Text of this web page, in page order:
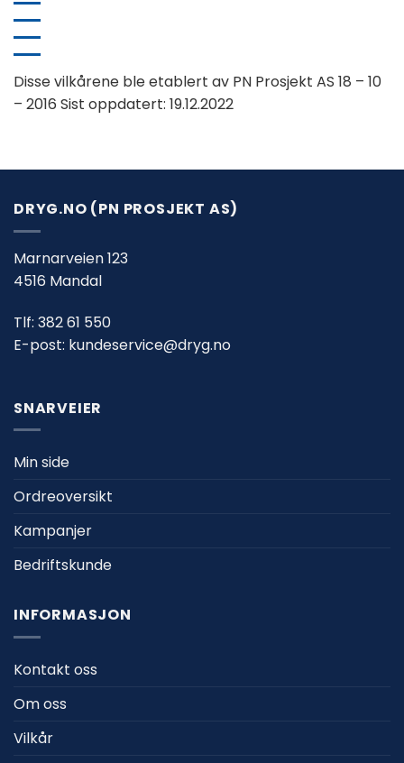
Disse vilkårene ble etablert av PN Prosjekt AS 18 – 10
– 2016 Sist oppdatert: 19.12.2022
DRYG.NO (PN PROSJEKT AS)
Marnarveien 123
4516 Mandal
Tlf: 382 61 550
E-post: kundeservice@dryg.no
SNARVEIER
Min side
Ordreoversikt
Kampanjer
Bedriftskunde
INFORMASJON
Kontakt oss
Om oss
Vilkår